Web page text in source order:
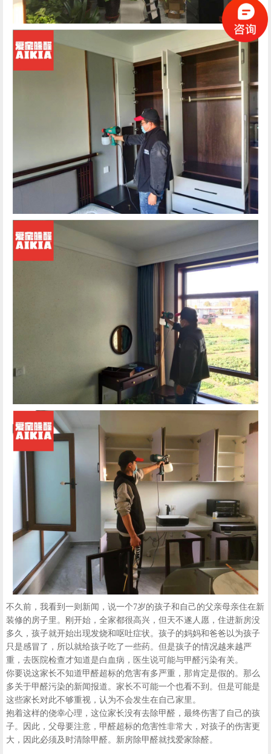
不久前，我看到一则新闻，说一个7岁的孩子和自己的父亲母亲住在新
装修的房子里。刚开始，全家都很高兴，但天不遂人愿，住进新房没
多久，孩子就开始出现发烧和呕吐症状。孩子的妈妈和爸爸以为孩子
只是感冒了，所以就给孩子吃了一些药。但是孩子的情况越来越严
重，去医院检查才知道是白血病，医生说可能与甲醛污染有关。
你要说这家长不知道甲醛超标的危害有多严重，那肯定是假的。那么
多关于甲醛污染的新闻报道。家长不可能一个也看不到。但是可能是
这些家长对此不够重视，认为不会发生在自己家里。
抱着这样的侥幸心理，这位家长没有去除甲醛，最终伤害了自己的孩
子。因此，父母要注意，甲醛超标的危害性非常大，对孩子的伤害更
大，因此必须及时清除甲醛。新房除甲醛就找爱家除醛。